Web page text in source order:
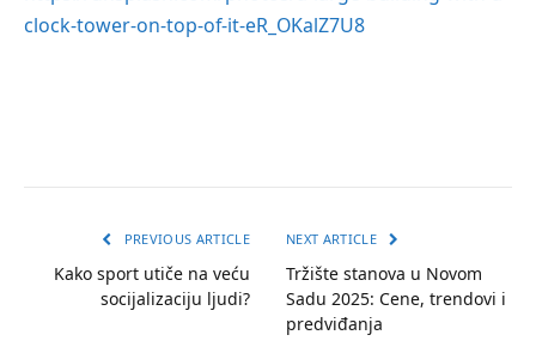
clock-tower-on-top-of-it-eR_OKalZ7U8
PREVIOUS ARTICLE
Kako sport utiče na veću
socijalizaciju ljudi?
NEXT ARTICLE
Tržište stanova u Novom
Sadu 2025: Cene, trendovi i
predviđanja